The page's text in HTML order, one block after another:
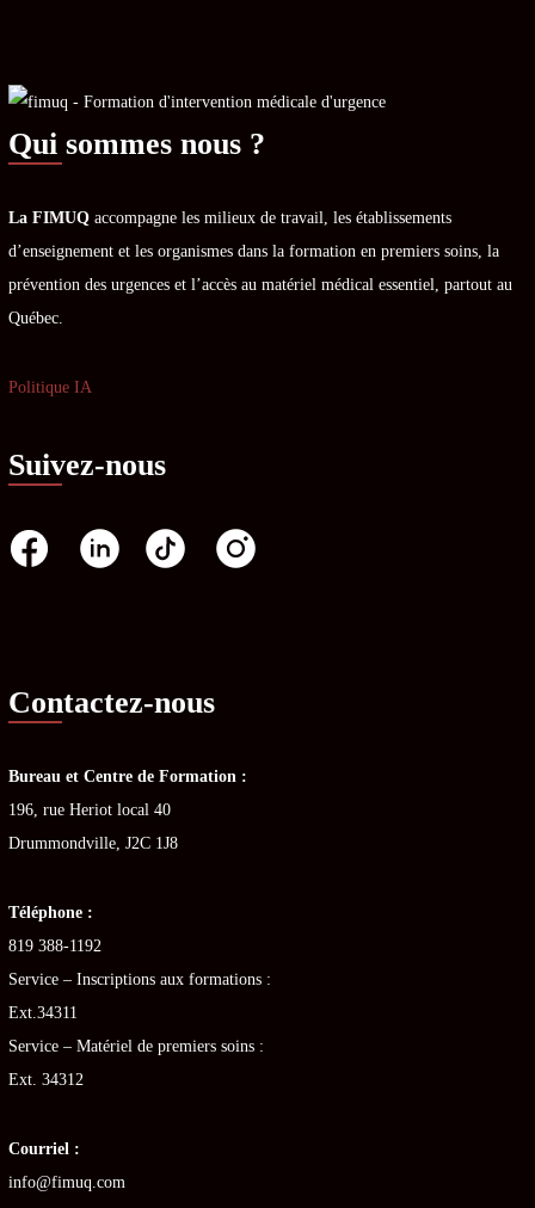
Qui sommes nous ?
La FIMUQ accompagne les milieux de travail, les établissements
d’enseignement et les organismes dans la formation en premiers soins, la
prévention des urgences et l’accès au matériel médical essentiel, partout au
Québec.
Politique IA
Suivez-nous
Contactez-nous
Bureau et Centre de Formation :
196, rue Heriot local 40
Drummondville, J2C 1J8
Téléphone :
819 388-1192
Service – Inscriptions aux formations :
Ext.34311
Service – Matériel de premiers soins :
Ext. 34312
Courriel :
info@fimuq.com